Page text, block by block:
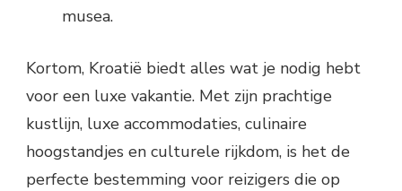
musea.
Kortom, Kroatië biedt alles wat je nodig hebt
voor een luxe vakantie. Met zijn prachtige
kustlijn, luxe accommodaties, culinaire
hoogstandjes en culturele rijkdom, is het de
perfecte bestemming voor reizigers die op